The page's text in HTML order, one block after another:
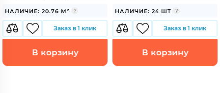
НАЛИЧИЕ: 20.76 М²
Заказ в 1 клик
В корзину
НАЛИЧИЕ: 24 ШТ
Заказ в 1 клик
В корзину